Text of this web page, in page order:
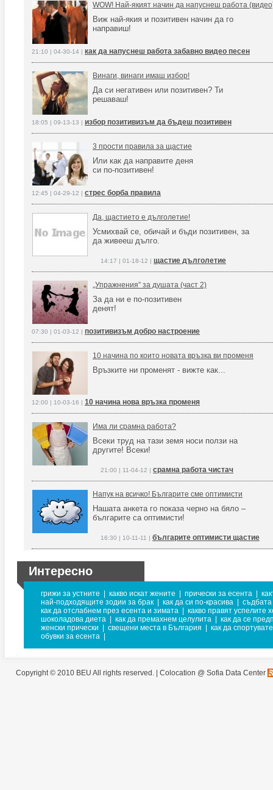
WOW! Най-якият начин да напуснеш работа
Виж най-якия и позитивен начин да го
направиш!
21:10 | 04-30-14 | как да напуснеш работа забавно видео песен
Винаги, винаги имаш избор!
Да си негативен или позитивен? Ти
решаваш!
18:05 | 09-13-13 | избор позитивизъм да бъдеш позитивен
3 прости правила за щастие
Или как да направите деня
си по-позитивен!
12:45 | 04-29-12 | стрес борба правила
Да, щастието е дълголетие!
Усмихвай се, обичай и бъди позитивен, за
да живееш дълго.
14:17 | 01-18-12 | щастие дълголетие
„Упражнения” за душата (част 2)
За да ни е по-позитивен
денят!
07:30 | 01-03-12 | позитивизъм добро настроение
10 начина по които новата връзка ви променя
Връзките ни променят - вижте как...
12:00 | 10-03-16 | 10 начина нова връзка променя
Има ли срамна работа?
Всеки труд на тази земя носи ползи на
другите! Всеки!
21:00 | 11-04-12 | срамна работа чистач
Напук на всичко! Българите сме оптимисти
Нашата анкета го показа черно на бяло –
българите са оптимисти!
16:30 | 10-11-11 | българите оптимисти щастие
Интересно
грижи за устните какво искат жените прически за есента
най-подходящите зодии за брак
как да си по-красива
съдбата
как да отслабнем през есента и зимата
какво правят успелите
шоколадова диета
как да премахнем целулита
как да се
женски прически
свещени места в България
как да
обувки за есента
Copyright © 2010 BEU All rights reserved. | Colocation @ Sofia Data Center